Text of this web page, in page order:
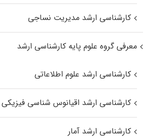
کارشناسی ارشد مدیریت نساجی
معرفی گروه علوم پایه کارشناسی ارشد
کارشناسی ارشد علوم اطلاعاتی
کارشناسی ارشد اقیانوس‌ شناسی فیزیکی
کارشناسی ارشد آمار